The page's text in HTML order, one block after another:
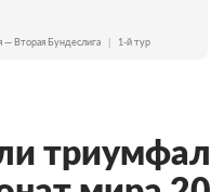
— Вторая Бундеслига 1-й тур